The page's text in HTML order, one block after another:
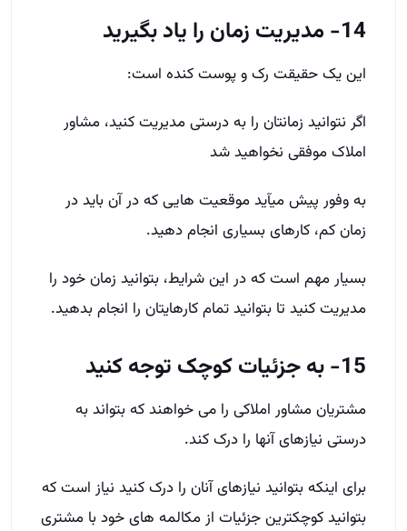
14- مدیریت زمان را یاد بگیرید
این یک حقیقت رک و پوست­ کنده است:
اگر نتوانید زمانتان را به درستی مدیریت کنید، مشاور
املاک موفقی نخواهید شد
به وفور پیش می­آید موقعیت­ هایی که در آن باید در
زمان کم، کارهای بسیاری انجام دهید.
بسیار مهم است که در این شرایط، بتوانید زمان خود را
مدیریت کنید تا بتوانید تمام کارهایتان را انجام بدهید.
15- به جزئیات کوچک توجه کنید
مشتریان مشاور املاکی را می­ خواهند که بتواند به
درستی نیازهای آنها را درک کند.
برای اینکه بتوانید نیازهای آنان را درک کنید نیاز است که
بتوانید کوچک­ترین جزئیات از مکالمه­ های خود با مشتری